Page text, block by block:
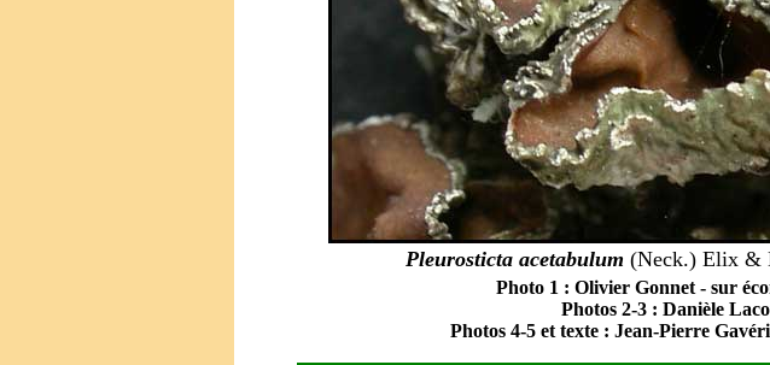
Pleurosticta acetabulum (Neck.) Elix &
Photo 1 : Olivier Gonnet - sur
Photos 2-3 : Danièle
Photos 4-5 et texte : Jean-Pierre